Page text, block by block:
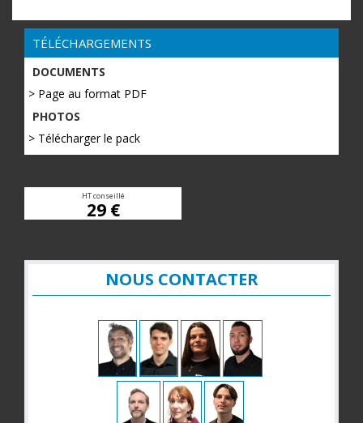
TÉLÉCHARGEMENTS
DOCUMENTS
> Page au format PDF
PHOTOS
> Télécharger le pack
HT conseillé
29 €
NOUS CONTACTER